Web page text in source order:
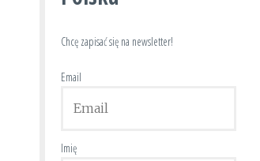
Chcę zapisać się na newsletter!
Email
Imię